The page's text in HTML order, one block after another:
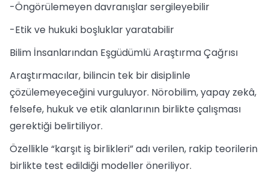
-Öngörülemeyen davranışlar sergileyebilir
-Etik ve hukuki boşluklar yaratabilir
Bilim İnsanlarından Eşgüdümlü Araştırma Çağrısı
Araştırmacılar, bilincin tek bir disiplinle
çözülemeyeceğini vurguluyor. Nörobilim, yapay zekâ,
felsefe, hukuk ve etik alanlarının birlikte çalışması
gerektiği belirtiliyor.
Özellikle “karşıt iş birlikleri” adı verilen, rakip teorilerin
birlikte test edildiği modeller öneriliyor.